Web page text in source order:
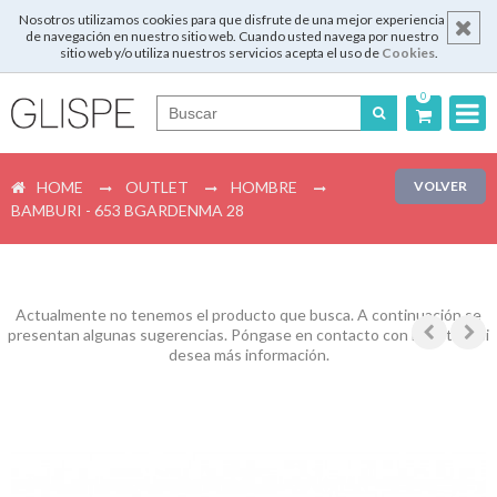
Nosotros utilizamos cookies para que disfrute de una mejor experiencia
de navegación en nuestro sitio web. Cuando usted navega por nuestro
sitio web y/o utiliza nuestros servicios acepta el uso de Cookies.
0
English
Español
VOLVER
HOME OUTLET
HOMBRE
BAMBURI - 653 BGARDENMA 28
Actualmente no tenemos el producto que busca. A continuación se
presentan algunas sugerencias. Póngase en contacto con nosotros si
desea más información.